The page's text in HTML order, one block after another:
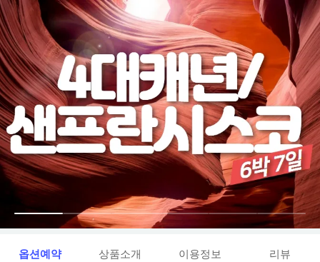
옵션예약 상품소개 이용정보 리뷰